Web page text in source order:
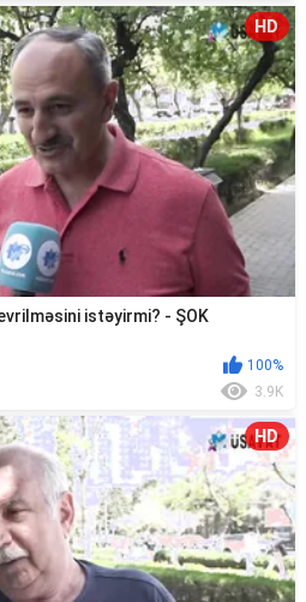
HD
istəyirmi? - ŞOK
100%
3.9K
HD